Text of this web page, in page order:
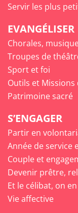
Servir les plus
EVANGÉLISER
Chorales,
Troupes de
Sport et foi
Outils et Missions
Patrimoine sacré
S’ENGAGER
Partir en
Année de service
Couple et
Devenir prêtre,
Et le célibat, on
Vie affective